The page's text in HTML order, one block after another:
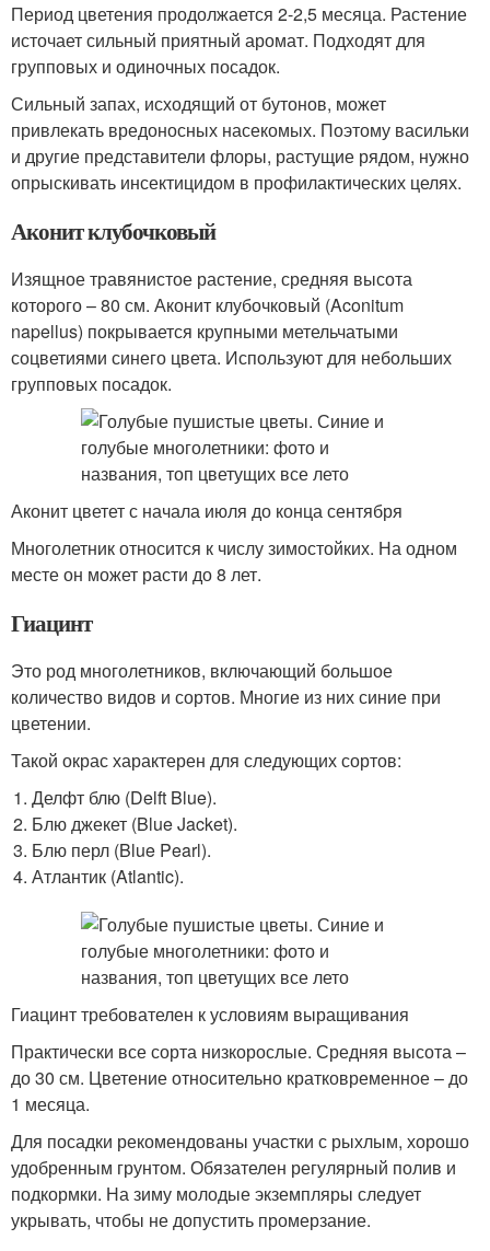
Период цветения продолжается 2-2,5 месяца. Растение
источает сильный приятный аромат. Подходят для
групповых и одиночных посадок.
Сильный запах, исходящий от бутонов, может
привлекать вредоносных насекомых. Поэтому васильки
и другие представители флоры, растущие рядом, нужно
опрыскивать инсектицидом в профилактических целях.
Аконит клубочковый
Изящное травянистое растение, средняя высота
которого – 80 см. Аконит клубочковый (Aconitum
napellus) покрывается крупными метельчатыми
соцветиями синего цвета. Используют для небольших
групповых посадок.
Аконит цветет с начала июля до конца сентября
Многолетник относится к числу зимостойких. На одном
месте он может расти до 8 лет.
Гиацинт
Это род многолетников, включающий большое
количество видов и сортов. Многие из них синие при
цветении.
Такой окрас характерен для следующих сортов:
Делфт блю (Delft Blue).
Блю джекет (Blue Jacket).
Блю перл (Blue Pearl).
Атлантик (Atlantic).
Гиацинт требователен к условиям выращивания
Практически все сорта низкорослые. Средняя высота –
до 30 см. Цветение относительно кратковременное – до
1 месяца.
Для посадки рекомендованы участки с рыхлым, хорошо
удобренным грунтом. Обязателен регулярный полив и
подкормки. На зиму молодые экземпляры следует
укрывать, чтобы не допустить промерзание.